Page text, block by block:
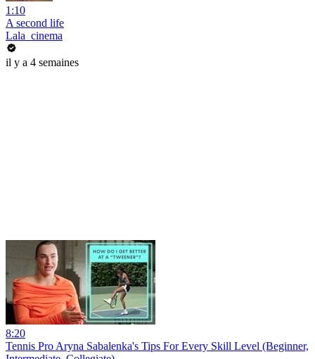
1:10
A second life
Lala_cinema
il y a 4 semaines
8:20
Tennis Pro Aryna Sabalenka's Tips For Every Skill Level (Beginner,